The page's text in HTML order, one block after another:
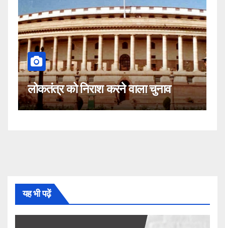
वाला चुनाव
कहीं यह सीजेआई के खिलाफ
नहीं!
यह भी पढ़ें